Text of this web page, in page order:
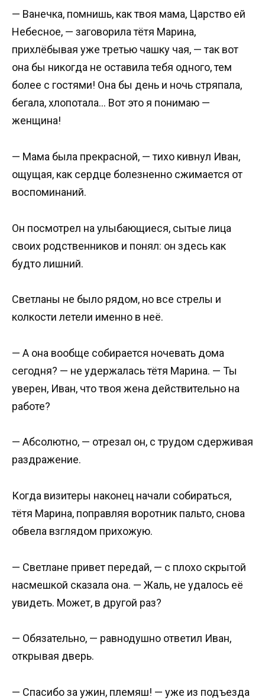
— Ванечка, помнишь, как твоя мама, Царство ей
Небесное, — заговорила тётя Марина,
прихлёбывая уже третью чашку чая, — так вот
она бы никогда не оставила тебя одного, тем
более с гостями! Она бы день и ночь стряпала,
бегала, хлопотала… Вот это я понимаю —
женщина!
— Мама была прекрасной, — тихо кивнул Иван,
ощущая, как сердце болезненно сжимается от
воспоминаний.
Он посмотрел на улыбающиеся, сытые лица
своих родственников и понял: он здесь как
будто лишний.
Светланы не было рядом, но все стрелы и
колкости летели именно в неё.
— А она вообще собирается ночевать дома
сегодня? — не удержалась тётя Марина. — Ты
уверен, Иван, что твоя жена действительно на
работе?
— Абсолютно, — отрезал он, с трудом сдерживая
раздражение.
Когда визитеры наконец начали собираться,
тётя Марина, поправляя воротник пальто, снова
обвела взглядом прихожую.
— Светлане привет передай, — с плохо скрытой
насмешкой сказала она. — Жаль, не удалось её
увидеть. Может, в другой раз?
— Обязательно, — равнодушно ответил Иван,
открывая дверь.
— Спасибо за ужин, племяш! — уже из подъезда